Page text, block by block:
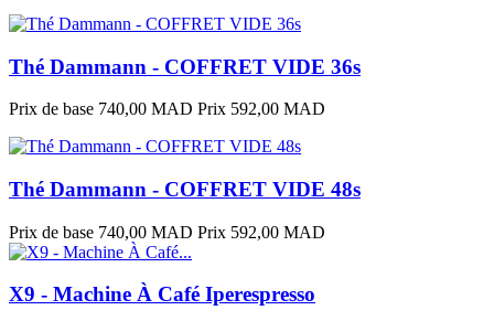
Thé Dammann - COFFRET VIDE 36s
Prix de base 740,00 MAD Prix 592,00 MAD
Thé Dammann - COFFRET VIDE 48s
Prix de base 740,00 MAD Prix 592,00 MAD
X9 - Machine À Café Iperespresso